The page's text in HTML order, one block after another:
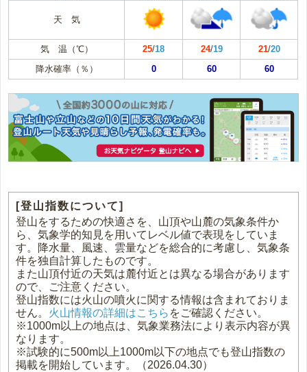
天 気
気 温（℃） 25/18 24/19 21/20
降水確率（％）
0 60 60
[登山指数について]
登山をするための快適さを、山頂や山麓の気象条件か
ら、気象学的知見を用いてレベル値で表現をしていま
す。降水量、風速、雲量などを総合的に考慮し、気象条
件を独自計算したものです。
また山頂付近の天気は麓付近とは異なる場合があります
ので、ご注意ください。
登山指数には火山の噴火に関する情報は含まれておりま
せん。 火山情報の詳細はこちら をご確認ください。
※1000m以上の地点は、気象業務法により表示内容が異
なります。
※試験的に500m以上1000m以下の地点でも登山指数の
掲載を開始しています。（2026.04.30）